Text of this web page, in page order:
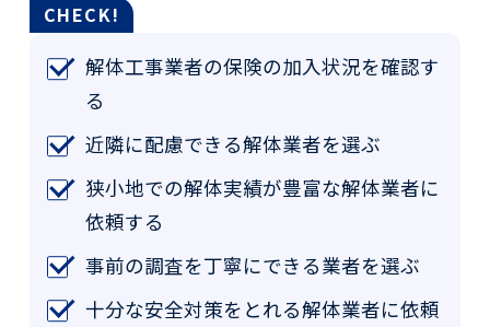
解体工事業者の保険の加入状況を確認す
る
近隣に配慮できる解体業者を選ぶ
狭小地での解体実績が豊富な解体業者に
依頼する
事前の調査を丁寧にできる業者を選ぶ
十分な安全対策をとれる解体業者に依頼